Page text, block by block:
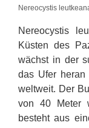
Nereocystis
Nereocystis
Küsten des
wächst in der
das Ufer
weltweit. Der
von 40 Meter
besteht aus